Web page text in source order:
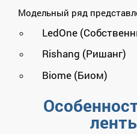
Модельный ряд
LedOne
Rishang (Ришанг)
Biome (Биом)